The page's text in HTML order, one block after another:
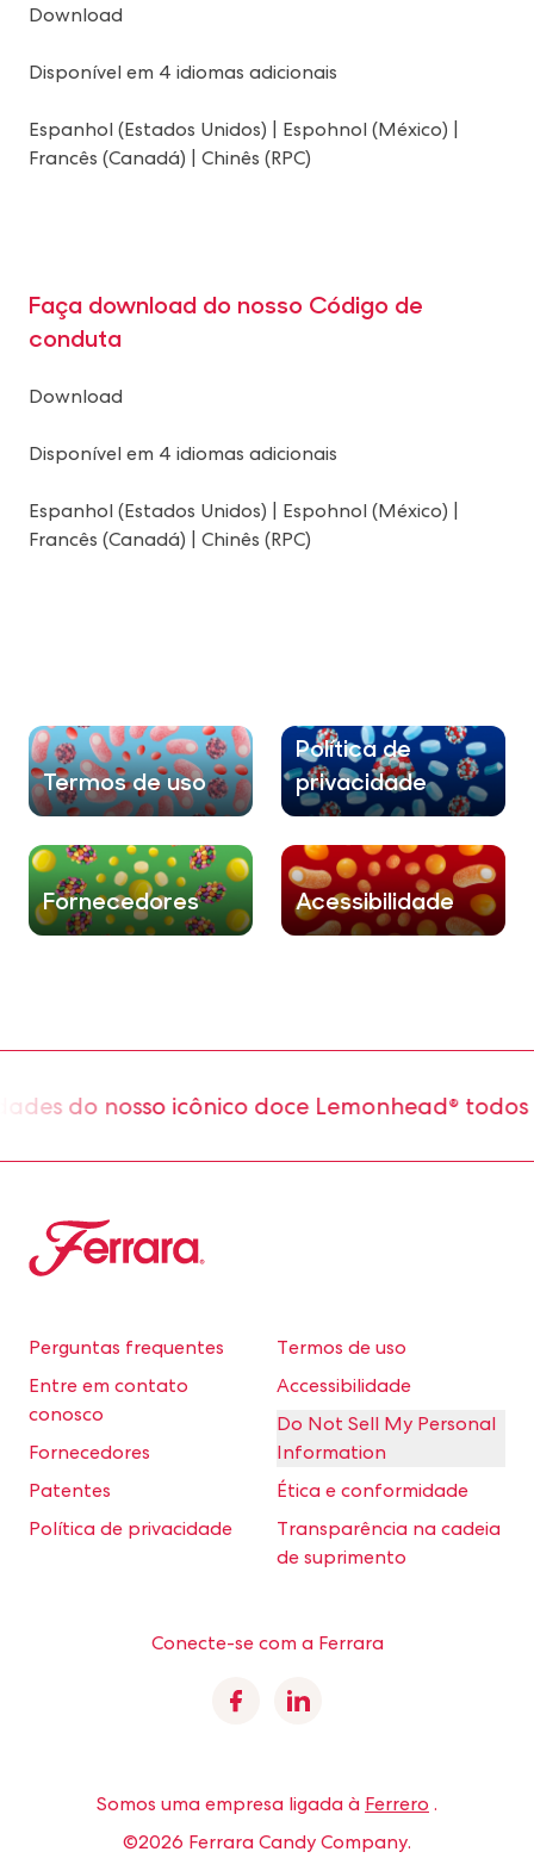
Download
Disponível em 4 idiomas adicionais
Espanhol (Estados Unidos) | Espohnol (México) |
Francês (Canadá) | Chinês (RPC)
Faça download do nosso Código de
conduta
Download
Disponível em 4 idiomas adicionais
Espanhol (Estados Unidos) | Espohnol (México) |
Francês (Canadá) | Chinês (RPC)
Termos de uso
Política de
privacidade
Fornecedores Acessibilidade
nosso icônico doce Lemonhead® todos os
Ferrara
Perguntas frequentes
Entre em contato
conosco
Fornecedores
Patentes
Política de privacidade
Termos de uso
Accessibilidade
Do Not Sell My Personal
Information
Ética e conformidade
Transparência na cadeia
de suprimento
Conecte-se com a Ferrara
FacebookLinkedin
Somos uma empresa ligada à Ferrero .
©2026 Ferrara Candy Company.